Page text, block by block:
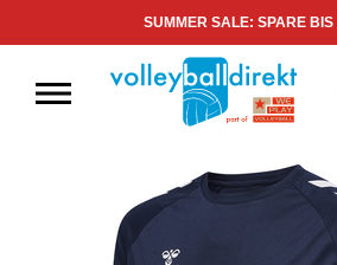
SUMMER SALE: SPARE BIS